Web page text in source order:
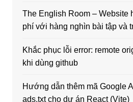
The English Room – Website
phí với hàng nghìn bài tập và
Khắc phục lỗi error: remote
khi dùng github
Hướng dẫn thêm mã Google
ads.txt cho dự án React (Vite)